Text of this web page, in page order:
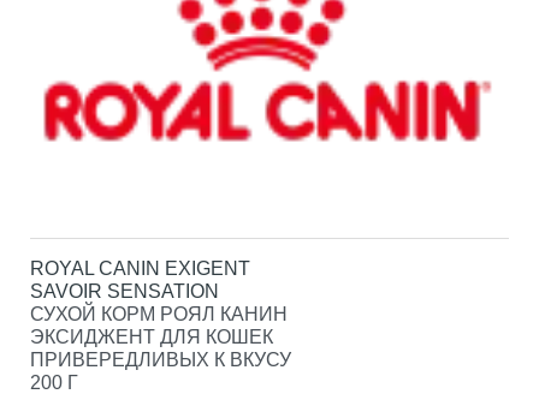
ROYAL CANIN EXIGENT
SAVOIR SENSATION
СУХОЙ КОРМ РОЯЛ КАНИН
ЭКСИДЖЕНТ ДЛЯ КОШЕК
ПРИВЕРЕДЛИВЫХ К ВКУСУ
200 Г